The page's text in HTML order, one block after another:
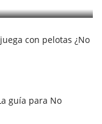
con pelotas ¿No
guía para No